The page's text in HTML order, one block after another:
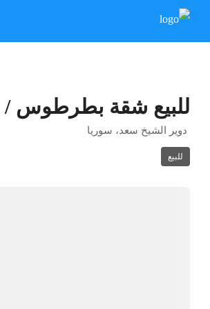
للبيع شقة بطرطوس /
دوير الشيخ سعد، سوريا
للبيع